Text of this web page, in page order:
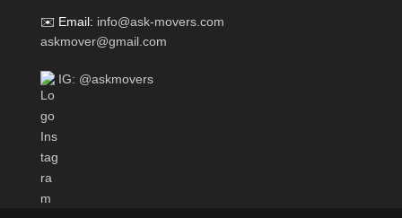
✉️ Email: info@ask-movers.com
askmover@gmail.com
IG: @askmovers